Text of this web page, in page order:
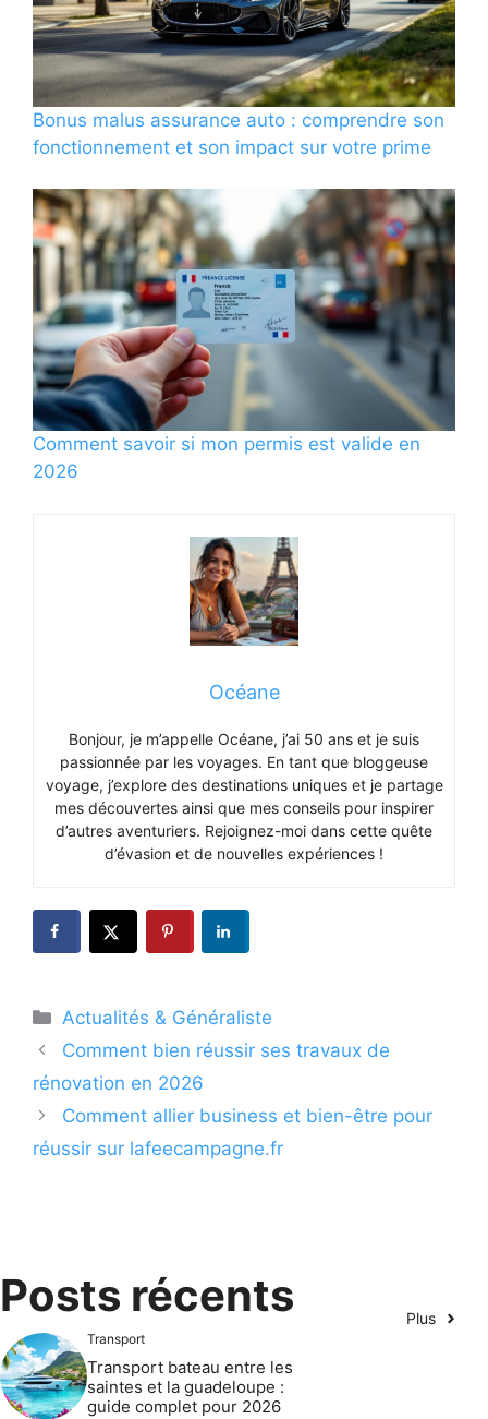
Bonus malus assurance auto : comprendre son
fonctionnement et son impact sur votre prime
Comment savoir si mon permis est valide en
2026
Océane
Bonjour, je m’appelle Océane, j’ai 50 ans et je suis
passionnée par les voyages. En tant que bloggeuse
voyage, j’explore des destinations uniques et je partage
mes découvertes ainsi que mes conseils pour inspirer
d’autres aventuriers. Rejoignez-moi dans cette quête
d’évasion et de nouvelles expériences !
Catégories
Actualités & Généraliste
Comment bien réussir ses travaux de
rénovation en 2026
Comment allier business et bien-être pour
réussir sur lafeecampagne.fr
Posts récents Plus
Transport
Transport bateau entre les
saintes et la guadeloupe :
guide complet pour 2026